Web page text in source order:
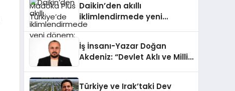
Daikin’den akıllı
iklimlendirmede yeni
dönem: Madoka Plus
İş İnsanı-Yazar Doğan
Akdeniz: “Devlet Aklı ve Milli
Türkiye ve Irak’taki Dev